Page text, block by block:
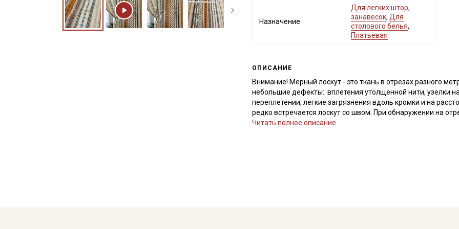
Назначение
Для легких штор,
занавесок, Для
столового белья,
Платьевая
ОПИСАНИЕ
Внимание! Мерный лоскут - это ткань в отрезах разного
небольшие дефекты: вплетения утолщенной нити, узелки
переплетении, легкие загрязнения вдоль кромки и на
редко встречается лоскут со швом. При обнаружении на
для дополнительного согласования. В комментариях к
Читать полное описание